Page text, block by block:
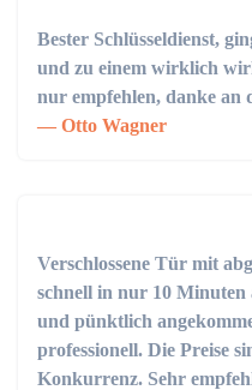
Bester Schlüsseldienst,
und zu einem wirklich
nur empfehlen, danke an
Otto Wagner
Verschlossene Tür mit
schnell in nur 10 Minuten
und pünktlich
professionell. Die Preise
Konkurrenz. Sehr